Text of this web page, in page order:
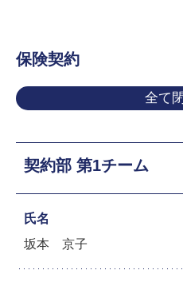
保険契約
全て
契約部 第1チーム
氏名
坂本 京子